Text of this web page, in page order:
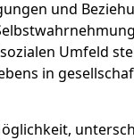
und
Umfeld
in